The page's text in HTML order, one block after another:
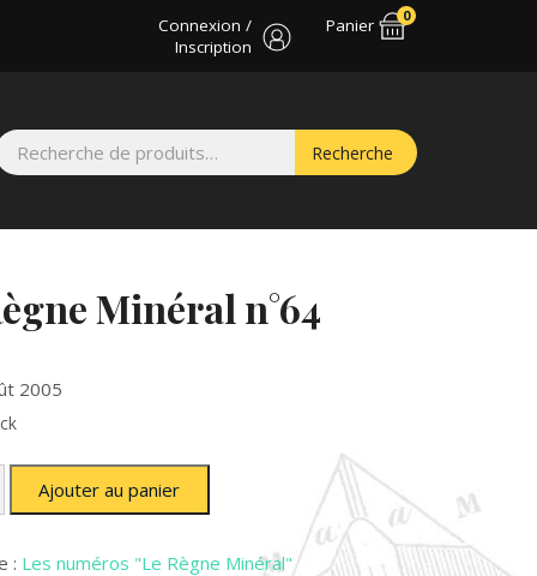
Connexion /
Inscription
Panier
0
Recherche
pour :
Recherche
Minéral n°64
2005
Ajouter au panier
: Les numéros "Le Règne Minéral"